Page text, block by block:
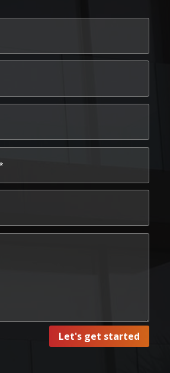
Let's get started